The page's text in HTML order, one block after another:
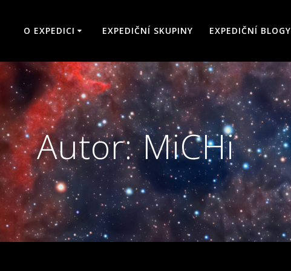
O EXPEDICI EXPEDIČNÍ SKUPINY EXPEDIČNÍ BLOGY
Autor:MiCHi